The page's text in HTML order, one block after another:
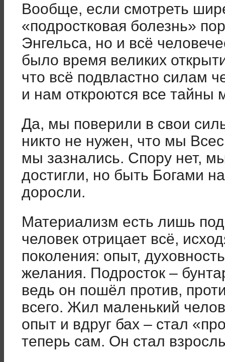
Вообще, если смотреть
«подростковая болезнь»
Энгельса, но и всё
было время великих
что всё подвластно силам
и нам откроются все тайны
Да, мы поверили в свои
никто не нужен, что мы
мы зазнались. Спору нет,
достигли, но быть Богами
доросли.
Материализм есть лишь
человек отрицает всё,
поколения: опыт,
желания. Подросток –
ведь он пошёл против,
всего. Жил маленький
опыт и вдруг бах – стал
теперь сам. Он стал